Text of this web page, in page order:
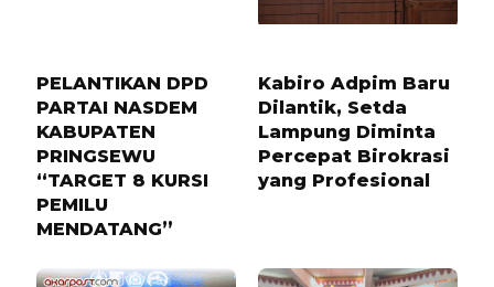
PELANTIKAN DPD
PARTAI NASDEM
KABUPATEN
PRINGSEWU
“TARGET 8 KURSI
PEMILU
MENDATANG”
Kabiro Adpim Baru
Dilantik, Setda
Lampung Diminta
Percepat Birokrasi
yang Profesional